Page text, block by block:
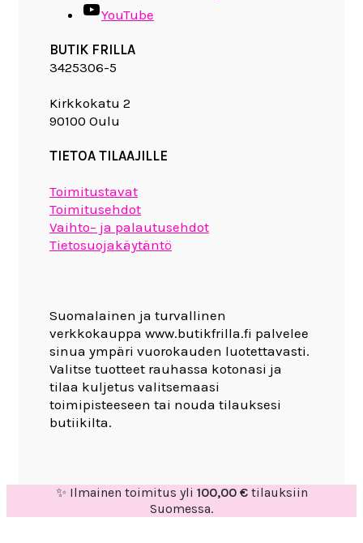
YouTube
BUTIK FRILLA
3425306-5
Kirkkokatu 2
90100 Oulu
TIETOA TILAAJILLE
Toimitustavat
Toimitusehdot
Vaihto– ja palautusehdot
Tietosuojakäytäntö
Suomalainen ja turvallinen
verkkokauppa www.butikfrilla.fi palvelee
sinua ympäri vuorokauden luotettavasti.
Valitse tuotteet rauhassa kotonasi ja
tilaa kuljetus valitsemaasi
toimipisteeseen tai nouda tilauksesi
butiikilta.
✨ Ilmainen toimitus yli 100,00 €tilauksiin
Suomessa.